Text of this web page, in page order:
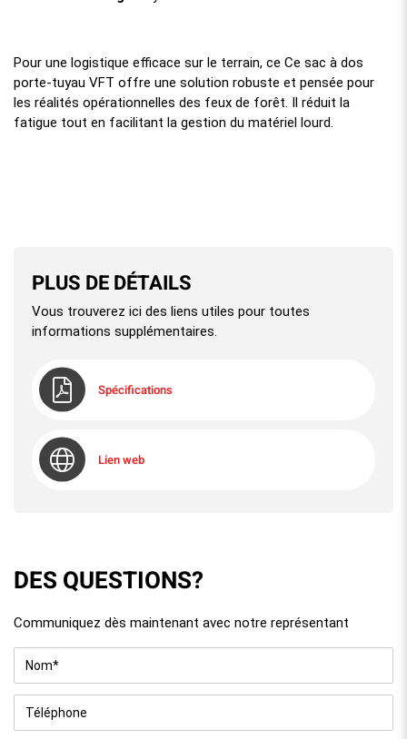
PLUS DE DÉTAILS
Vous trouverez ici des liens utiles pour toutes
informations supplémentaires.
Spécifications
Lien web
DES QUESTIONS?
Communiquez dès maintenant avec notre représentant
Nom *
Téléphone
Pour une logistique efficace sur le terrain, ce Ce sac à dos
porte-tuyau VFT offre une solution robuste et pensée pour
les réalités opérationnelles des feux de forêt. Il réduit la
fatigue tout en facilitant la gestion du matériel lourd.